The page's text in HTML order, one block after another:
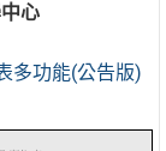
心
多功能(公告版)